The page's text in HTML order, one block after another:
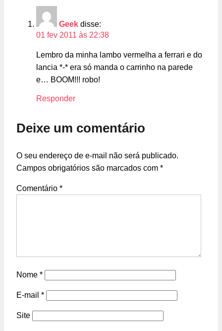
Geek disse:
01 fev 2011 às 22:38
Lembro da minha lambo vermelha a ferrari e do
lancia *-* era só manda o carrinho na parede
e… BOOM!!! robo!
Responder
Deixe um comentário
O seu endereço de e-mail não será publicado.
Campos obrigatórios são marcados com *
Comentário *
Nome *
E-mail *
Site